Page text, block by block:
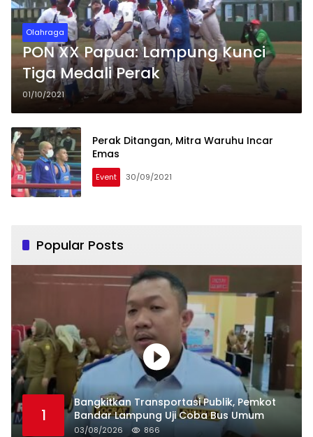
Olahraga
PON XX Papua: Lampung Kunci
Tiga Medali Perak
01/10/2021
Perak Ditangan, Mitra Waruhu Incar
Emas
Event 30/09/2021
Popular Posts
1
Bangkitkan Transportasi Publik, Pemkot
Bandar Lampung Uji Coba Bus Umum
03/08/2026 866